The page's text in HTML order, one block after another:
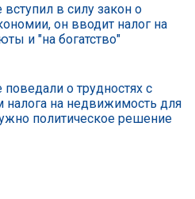
вступил в силу закон о
он вводит налог на
и "на богатство"
о трудностях с
налога на недвижимость для
политическое решение